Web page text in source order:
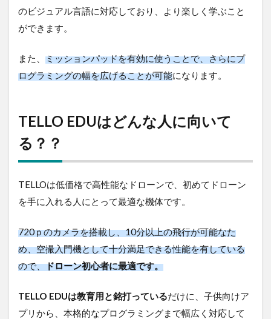
のビジュアル言語に対応しており、より楽しく学ぶこと
ができます。
また、 ミッションパッドを有効に使うことで、さらにプ
ログラミングの幅を広げることが可能になります。
TELLO EDUはどんな人に向いて
る？？
TELLOは低価格で高性能なドローンで、初めてドローン
を手に入れる人にとって最適な機体です。
720ｐのカメラを搭載し、10分以上の飛行が可能なた
め、空撮入門機として十分満足できる性能を有している
ので、ドローン初心者に最適です。
TELLO EDUは教育用と銘打っているだけに、子供向けア
プリから、本格的なプログラミングまで幅広く対応して